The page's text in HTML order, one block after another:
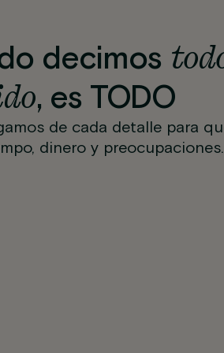
decimos
, es TODO
de cada detalle para
dinero y preocupaciones.